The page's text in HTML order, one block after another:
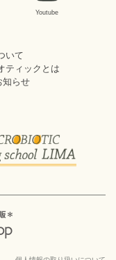
Youtube
いて
ティックとは
知らせ